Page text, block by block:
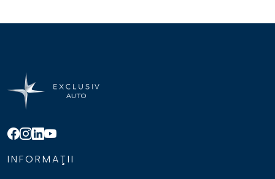
INFORMAŢII